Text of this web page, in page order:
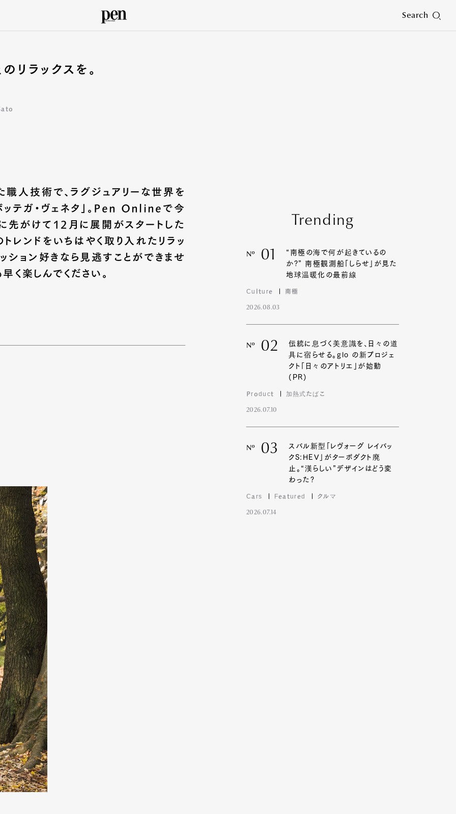
Search
リラックスを。
人技術で、ラグジュアリーな世界を
ッテガ・ヴェネタ」。Pen Onlineで今
先がけて12月に展開がスタートした
トレンドをいちはやく取り入れたリラッ
ション好きなら見逃すことができませ
く楽しんでください。
Trending
Nº 01
“南極の海で何が起きているの
か?” 南極観測船「しらせ」が見た
地球温暖化の最前線
Culture 南極
2026.08.03
Nº 02
伝統に息づく美意識を、日々の道
具に宿らせる。glo の新プロジェ
クト「日々のアトリエ」が始動
(PR)
Product 加熱式たばこ
2026.07.10
Nº 03
スバル新型「レヴォーグ レイバッ
クS:HEV」がターボダクト廃
止。“漢らしい”デザインはどう変
わった?
Cars Featured クルマ
2026.07.14